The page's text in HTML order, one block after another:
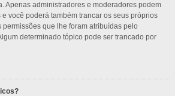
Apenas administradores e moderadores podem
você poderá também trancar os seus próprios
que lhe foram atribuídas pelo
determinado tópico pode ser trancado por